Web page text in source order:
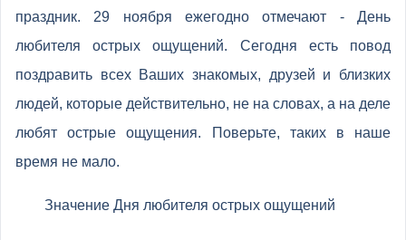
праздник. 29 ноября ежегодно отмечают - День
любителя острых ощущений. Сегодня есть повод
поздравить всех Ваших знакомых, друзей и близких
людей, которые действительно, не на словах, а на деле
любят острые ощущения. Поверьте, таких в наше
время не мало.
Значение Дня любителя острых ощущений